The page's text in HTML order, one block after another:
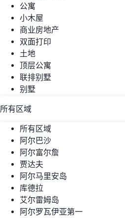
公寓
小木屋
商业房地产
双面打印
土地
顶层公寓
联排别墅
别墅
所有区域
所有区域
阿尔巴沙
阿尔富尔詹
贾达夫
阿尔马里安岛
库德拉
艾尔雷姆岛
阿尔罗瓦伊亚第一